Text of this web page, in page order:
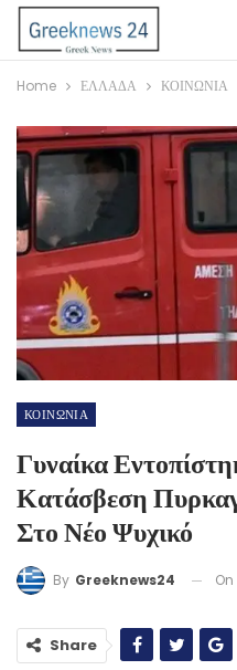
Home ΕΛΛΑΔΑ ΚΟΙΝΩΝΙΑ
ΚΟΙΝΩΝΙΑ
Γυναίκα
Κατάσβεση
Στο Νέο Ψυχικό
By Greeknews24 On
Share